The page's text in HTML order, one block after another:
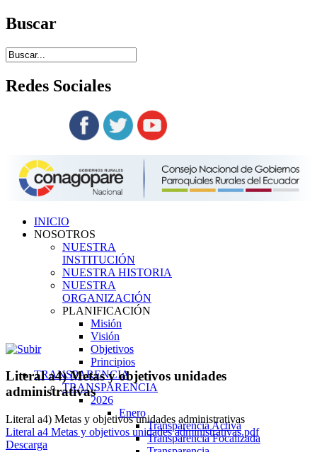
Buscar
Redes Sociales
INICIO
NOSOTROS
NUESTRA
INSTITUCIÓN
NUESTRA HISTORIA
NUESTRA
ORGANIZACIÓN
PLANIFICACIÓN
Misión
Visión
Objetivos
Principios
TRANSPARENCIA
TRANSPARENCIA
2026
Enero
Transparencia Activa
Transparencia Focalizada
Literal a4) Metas y objetivos unidades
administrativas
Literal a4) Metas y objetivos unidades administrativas
Literal a4 Metas y objetivos unidades administrativas.pdf
Descarga